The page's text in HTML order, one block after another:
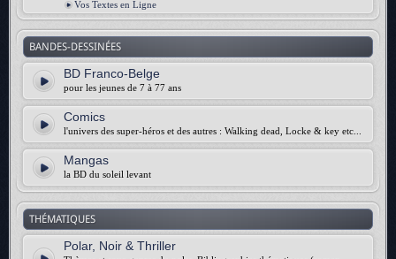
Vos Textes en Ligne
BANDES-DESSINÉES
BD Franco-Belge
pour les jeunes de 7 à 77 ans
Comics
l'univers des super-héros et des autres : Walking dead, Locke & key etc...
Mangas
la BD du soleil levant
THÉMATIQUES
Polar, Noir & Thriller